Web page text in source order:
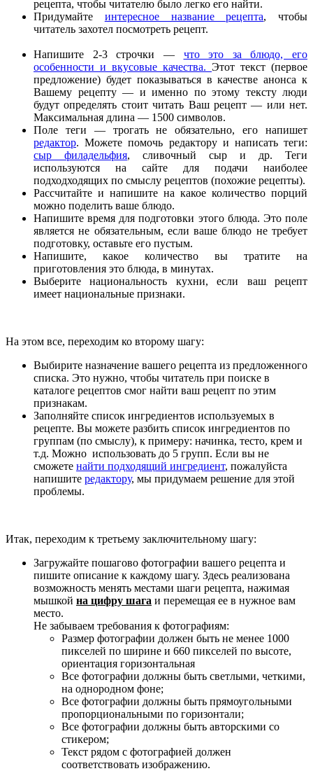
рецепта, чтобы читателю было легко его найти.
Придумайте интересное название рецепта, чтобы
читатель захотел посмотреть рецепт.
Напишите 2-3 строчки — что это за блюдо, его
особенности и вкусовые качества. Этот текст (первое
предложение) будет показываться в качестве анонса к
Вашему рецепту — и именно по этому тексту люди
будут определять стоит читать Ваш рецепт — или нет.
Максимальная длина — 1500 символов.
Поле теги — трогать не обязательно, его напишет
редактор. Можете помочь редактору и написать теги:
сыр филадельфия, сливочный сыр и др. Теги
используются на сайте для подачи наиболее
подходходящих по смыслу рецептов (похожие рецепты).
Рассчитайте и напишите на какое количество порций
можно поделить ваше блюдо.
Напишите время для подготовки этого блюда. Это поле
является не обязательным, если ваше блюдо не требует
подготовку, оставьте его пустым.
Напишите, какое количество вы тратите на
приготовления это блюда, в минутах.
Выберите национальность кухни, если ваш рецепт
имеет национальные признаки.
На этом все, переходим ко второму шагу:
Выбирите назначение вашего рецепта из предложенного
списка. Это нужно, чтобы читатель при поиске в
каталоге рецептов смог найти ваш рецепт по этим
признакам.
Заполняйте список ингредиентов используемых в
рецепте. Вы можете разбить список ингредиентов по
группам (по смыслу), к примеру: начинка, тесто, крем и
т.д. Можно использовать до 5 групп. Если вы не
сможете найти подходящий ингредиент, пожалуйста
напишите редактору, мы придумаем решение для этой
проблемы.
Итак, переходим к третьему заключительному шагу:
Загружайте пошагово фотографии вашего рецепта и
пишите описание к каждому шагу. Здесь реализована
возможность менять местами шаги рецепта, нажимая
мышкой на цифру шага и перемещая ее в нужное вам
место.
Не забываем требования к фотографиям:
Размер фотографии должен быть не менее 1000
пикселей по ширине и 660 пикселей по высоте,
ориентация горизонтальная
Все фотографии должны быть светлыми, четкими,
на однородном фоне;
Все фотографии должны быть прямоугольными
пропорциональными по горизонтали;
Все фотографии должны быть авторскими со
стикером;
Текст рядом с фотографией должен
соответствовать изображению.